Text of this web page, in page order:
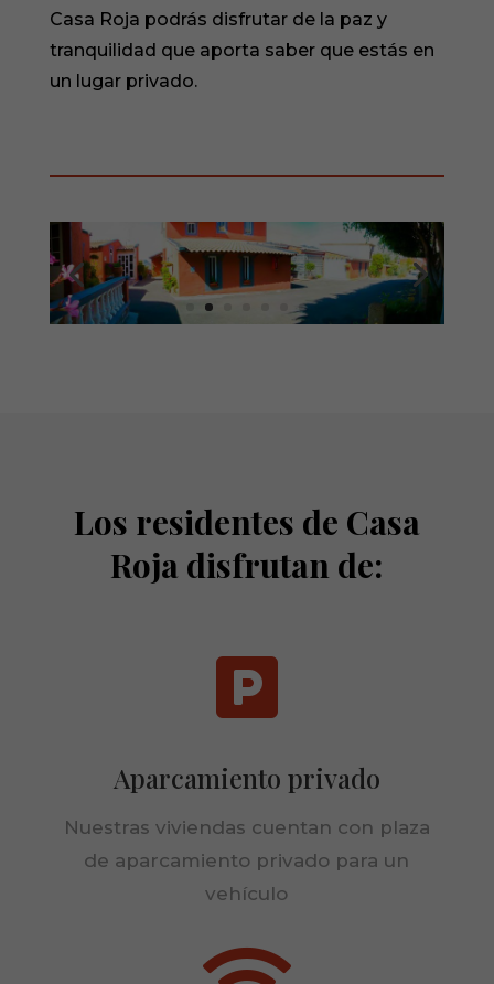
Casa Roja podrás disfrutar de la paz y
tranquilidad que aporta saber que estás en
un lugar privado.
Los residentes de Casa
Roja disfrutan de:

Aparcamiento privado
Nuestras viviendas cuentan con plaza
de aparcamiento privado para un
vehículo